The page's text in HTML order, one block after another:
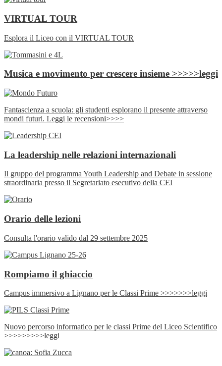
VIRTUAL TOUR
Esplora il Liceo con il VIRTUAL TOUR
Musica e movimento per crescere insieme >>>>>leggi
Fantascienza a scuola: gli studenti esplorano il presente attraverso
mondi futuri. Leggi le recensioni>>>>
La leadership nelle relazioni internazionali
Il gruppo del programma Youth Leadership and Debate in sessione
straordinaria presso il Segretariato esecutivo della CEI
Orario delle lezioni
Consulta l'orario valido dal 29 settembre 2025
Rompiamo il ghiaccio
Campus immersivo a Lignano per le Classi Prime >>>>>>>leggi
Nuovo percorso informatico per le classi Prime del Liceo Scientifico
>>>>>>>>>leggi